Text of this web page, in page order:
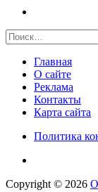
Найти:
Главная
О сайте
Реклама
Контакты
Карта сайта
Политика
Copyright © 2026